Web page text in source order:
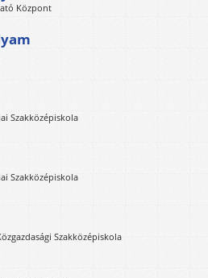
Központ
Szakközépiskola
Szakközépiskola
Szakközépiskola